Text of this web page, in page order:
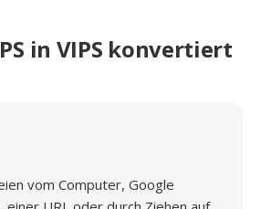
in VIPS konvertiert
vom Computer, Google